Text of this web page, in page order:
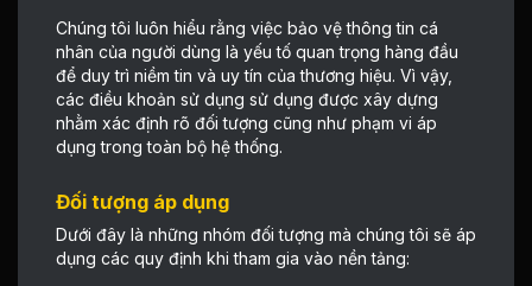
Chúng tôi luôn hiểu rằng việc bảo vệ thông tin cá
nhân của người dùng là yếu tố quan trọng hàng đầu
để duy trì niềm tin và uy tín của thương hiệu. Vì vậy,
các điều khoản sử dụng sử dụng được xây dựng
nhằm xác định rõ đối tượng cũng như phạm vi áp
dụng trong toàn bộ hệ thống.
Đối tượng áp dụng
Dưới đây là những nhóm đối tượng mà chúng tôi sẽ áp
dụng các quy định khi tham gia vào nền tảng: